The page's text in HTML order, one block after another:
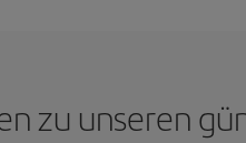
zu unseren